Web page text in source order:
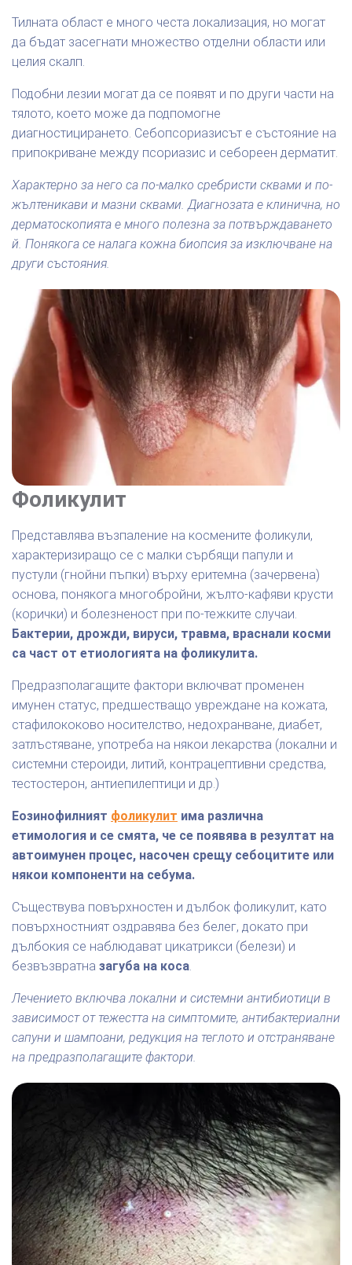
Тилната област е много честа локализация, но могат
да бъдат засегнати множество отделни области или
целия скалп.
Подобни лезии могат да се появят и по други части на
тялото, което може да подпомогне
диагностицирането. Себопсориазисът е състояние на
припокриване между псориазис и себореен дерматит.
Характерно за него са по-малко сребристи сквами и по-
жълтеникави и мазни сквами. Диагнозата е клинична, но
дерматоскопията е много полезна за потвърждаването
й. Понякога се налага кожна биопсия за изключване на
други състояния.
Фоликулит
Представлява възпаление на космените фоликули,
характеризиращо се с малки сърбящи папули и
пустули (гнойни пъпки) върху еритемна (зачервена)
основа, понякога многобройни, жълто-кафяви крусти
(корички) и болезненост при по-тежките случаи.
Бактерии, дрожди, вируси, травма, враснали косми
са част от етиологията на фоликулита.
Предразполагащите фактори включват променен
имунен статус, предшестващо увреждане на кожата,
стафилококово носителство, недохранване, диабет,
затлъстяване, употреба на някои лекарства (локални и
системни стероиди, литий, контрацептивни средства,
тестостерон, антиепилептици и др.)
Еозинофилният фоликулит има различна
етимология и се смята, че се появява в резултат на
автоимунен процес, насочен срещу себоцитите или
някои компоненти на себума.
Съществува повърхностен и дълбок фоликулит, като
повърхностният оздравява без белег, докато при
дълбокия се наблюдават цикатрикси (белези) и
безвъзвратна загуба на коса.
Лечението включва локални и системни антибиотици в
зависимост от тежестта на симптомите, антибактериални
сапуни и шампоани, редукция на теглото и отстраняване
на предразполагащите фактори.